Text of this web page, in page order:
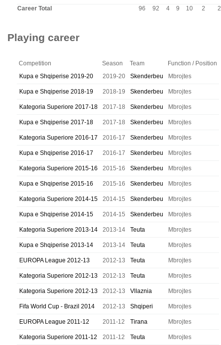
Career Total
96 92 4 9 10 2
Playing career
Competition Season Team
Function / Position
Kupa e Shqiperise 2019-20
2019-20 Skenderbeu Mbrojtes
Kupa e Shqiperise 2018-19 2018-19 Skenderbeu Mbrojtes
Kategoria Superiore 2017-18 2017-18 Skenderbeu Mbrojtes
Kupa e Shqiperise 2017-18 2017-18 Skenderbeu Mbrojtes
Kategoria Superiore 2016-17 2016-17 Skenderbeu Mbrojtes
Kupa e Shqiperise 2016-17 2016-17 Skenderbeu Mbrojtes
Kategoria Superiore 2015-16 2015-16 Skenderbeu Mbrojtes
Kupa e Shqiperise 2015-16 2015-16 Skenderbeu Mbrojtes
Kategoria Superiore 2014-15 2014-15 Skenderbeu Mbrojtes
Kupa e Shqiperise 2014-15 2014-15 Skenderbeu Mbrojtes
Kategoria Superiore 2013-14 2013-14 Teuta Mbrojtes
Kupa e Shqiperise 2013-14 2013-14 Teuta Mbrojtes
EUROPA League 2012-13 2012-13 Teuta Mbrojtes
Kategoria Superiore 2012-13 2012-13 Teuta Mbrojtes
Kategoria Superiore 2012-13 2012-13 Vllaznia Mbrojtes
Fifa World Cup - Brazil 2014 2012-13 Shqiperi Mbrojtes
EUROPA League 2011-12 2011-12 Tirana Mbrojtes
Kategoria Superiore 2011-12 2011-12 Teuta Mbrojtes